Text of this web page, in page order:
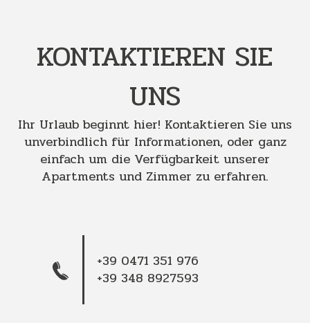
KONTAKTIEREN SIE
UNS
Ihr Urlaub beginnt hier! Kontaktieren Sie uns
unverbindlich für Informationen, oder ganz
einfach um die Verfügbarkeit unserer
Apartments und Zimmer zu erfahren.
+39 0471 351 976
+39 348 8927593